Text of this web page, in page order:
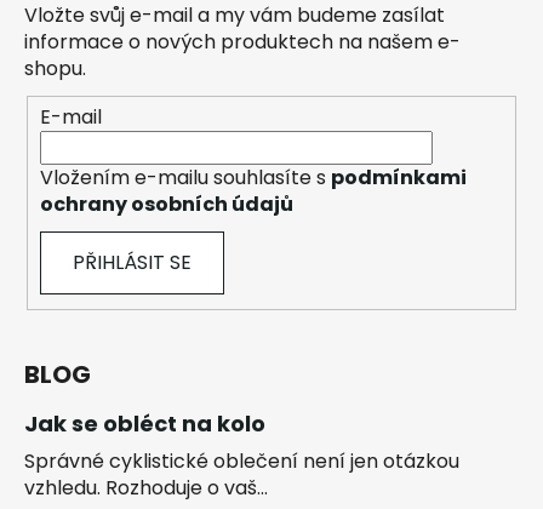
Vložte svůj e-mail a my vám budeme zasílat
informace o nových produktech na našem e-
shopu.
E-mail
Vložením e-mailu souhlasíte s podmínkami
ochrany osobních údajů
PŘIHLÁSIT SE
BLOG
Jak se obléct na kolo
Správné cyklistické oblečení není jen otázkou
vzhledu. Rozhoduje o vaš...